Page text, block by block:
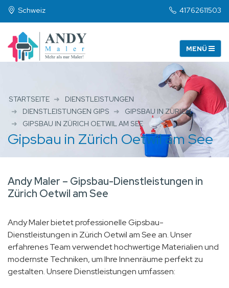
Schweiz 41762611503
STARTSEITE
DIENSTLEISTUNGEN
DIENSTLEISTUNGEN GIPS
GIPSBAU IN ZÜRICH
GIPSBAU IN ZÜRICH OETWIL AM SEE
Gipsbau in Zürich Oetwil am See
Andy Maler – Gipsbau-Dienstleistungen in
Zürich Oetwil am See
Andy Maler bietet professionelle Gipsbau-
Dienstleistungen in Zürich Oetwil am See an. Unser
erfahrenes Team verwendet hochwertige Materialien und
modernste Techniken, um Ihre Innenräume perfekt zu
gestalten. Unsere Dienstleistungen umfassen: